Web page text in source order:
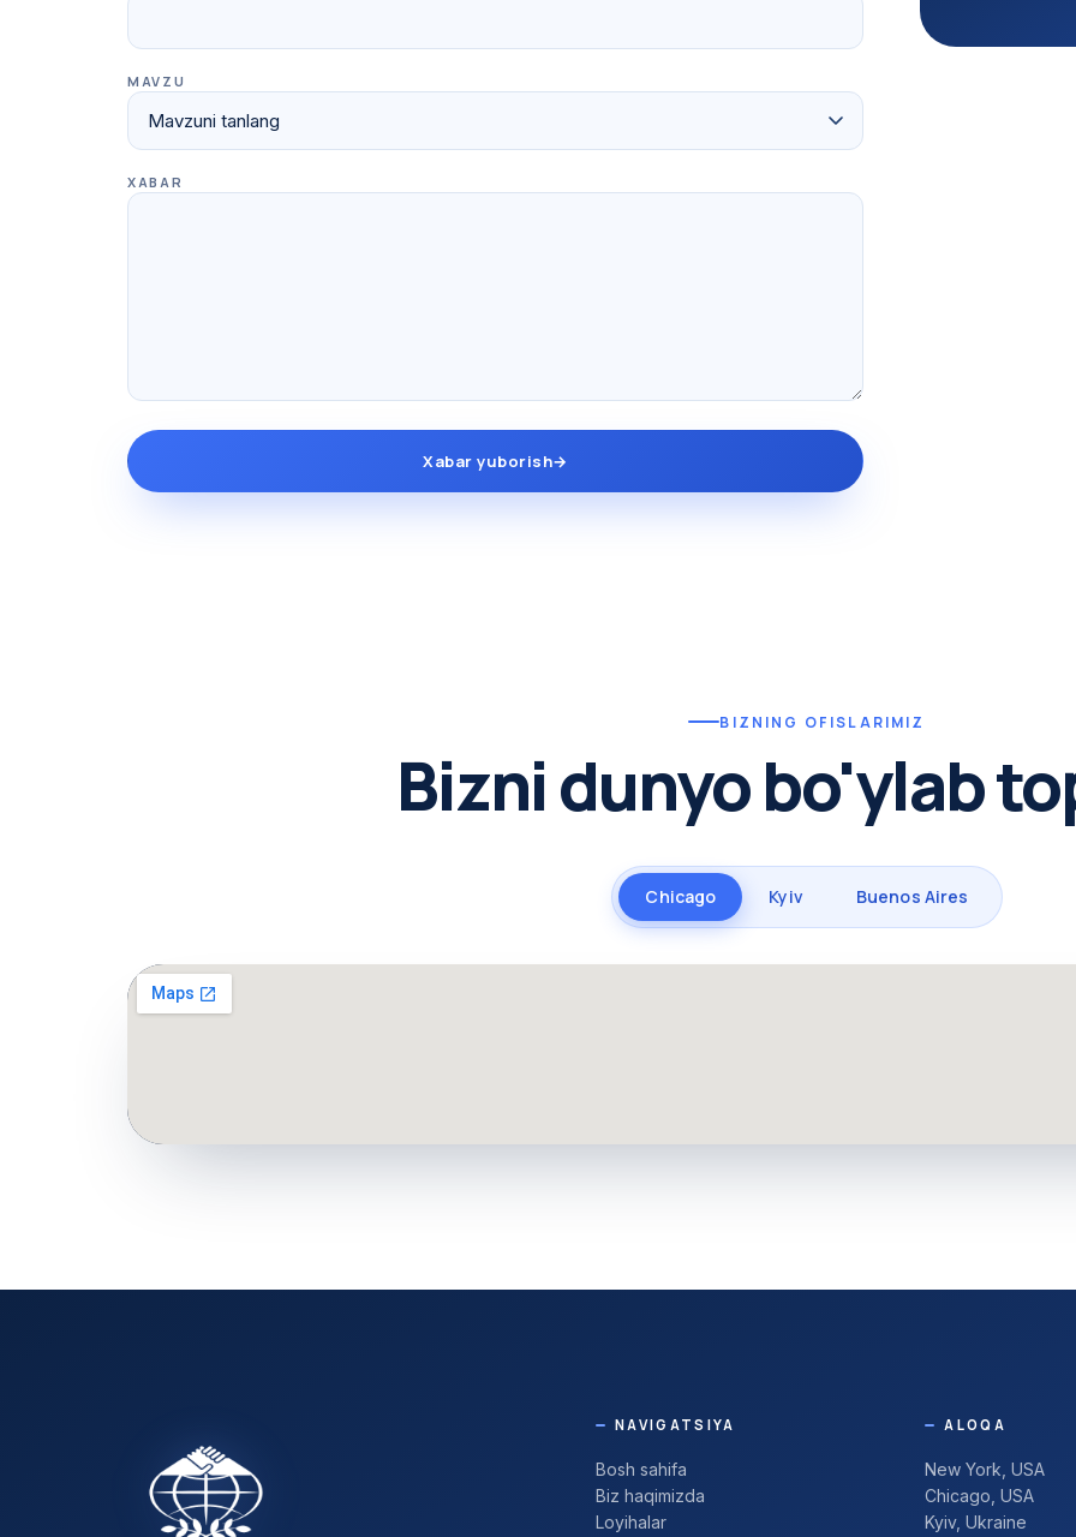
MAVZU
XABAR
Xabar yuborish→
BIZNING OFISLARIMIZ
Bizni dunyo bo'ylab
Chicago Kyiv Buenos Aires
NAVIGATSIYA
Bosh sahifa
Biz haqimizda
Loyihalar
ALOQA
New York, USA
Chicago, USA
Kyiv, Ukraine